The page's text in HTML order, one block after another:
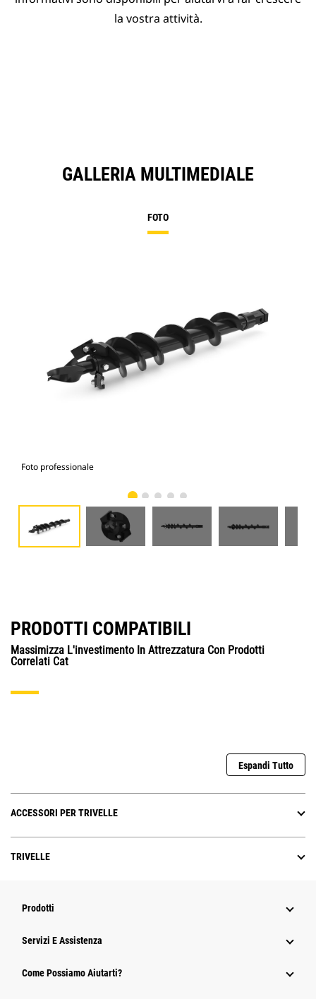
la vostra attività.
GALLERIA MULTIMEDIALE
FOTO
Foto professionale
PRODOTTI COMPATIBILI
Massimizza L'investimento In Attrezzatura Con Prodotti
Correlati Cat
Espandi Tutto
ACCESSORI PER TRIVELLE
TRIVELLE
Prodotti
Servizi E Assistenza
Come Possiamo Aiutarti?